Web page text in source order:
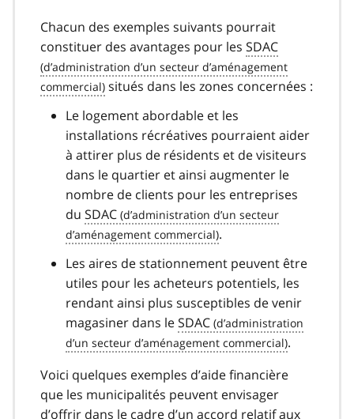
Chacun des exemples suivants pourrait
constituer des avantages pour les SDAC
situés dans les zones concernées :
Le logement abordable et les
installations récréatives pourraient aider
à attirer plus de résidents et de visiteurs
dans le quartier et ainsi augmenter le
nombre de clients pour les entreprises
du SDAC
.
Les aires de stationnement peuvent être
utiles pour les acheteurs potentiels, les
rendant ainsi plus susceptibles de venir
magasiner dans leSDAC
.
Voici quelques exemples d’aide financière
que les municipalités peuvent envisager
d’offrir dans le cadre d’un accord relatif aux